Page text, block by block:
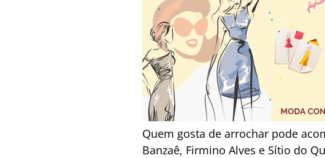
Quem gosta de arrochar pode
Banzaê, Firmino Alves e Sítio do